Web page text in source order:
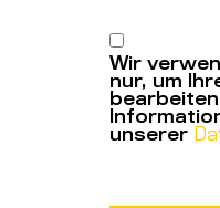
Wir
nur, um
unserer